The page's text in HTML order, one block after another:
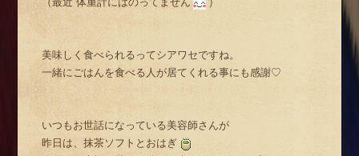
美味しく食べられるってシアワセですね。
一緒にごはんを食べる人が居てくれる事にも感謝♡
いつもお世話になっている美容師さんが
昨日は、抹茶ソフトとおはぎ